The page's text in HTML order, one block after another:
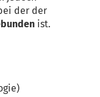
der der
ist.